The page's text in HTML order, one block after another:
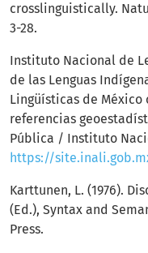
crosslinguistically.
3-28.
Instituto Nacional de
de las Lenguas
Lingüísticas de México
referencias
Pública / Instituto
https://site.inali.gob.mx/
Karttunen, L. (1976).
(Ed.), Syntax and
Press.